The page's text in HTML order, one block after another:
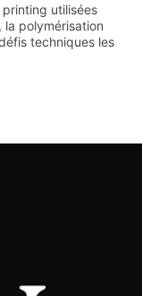
utilisées
la polymérisation
techniques les